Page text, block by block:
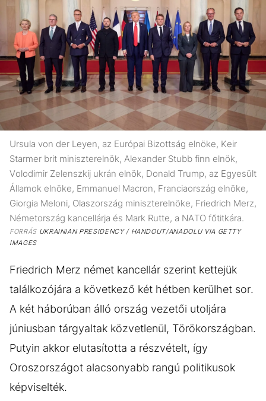
Ursula von der Leyen, az Európai Bizottság elnöke, Keir
Starmer brit miniszterelnök, Alexander Stubb finn elnök,
Volodimir Zelenszkij ukrán elnök, Donald Trump, az Egyesült
Államok elnöke, Emmanuel Macron, Franciaország elnöke,
Giorgia Meloni, Olaszország miniszterelnöke, Friedrich Merz,
Németország kancellárja és Mark Rutte, a NATO főtitkára.
FORRÁSUKRAINIAN PRESIDENCY / HANDOUT/ANADOLU VIA GETTY
IMAGES
Friedrich Merz német kancellár szerint kettejük
találkozójára a következő két hétben kerülhet sor.
A két háborúban álló ország vezetői utoljára
júniusban tárgyaltak közvetlenül, Törökországban.
Putyin akkor elutasította a részvételt, így
Oroszországot alacsonyabb rangú politikusok
képviselték.